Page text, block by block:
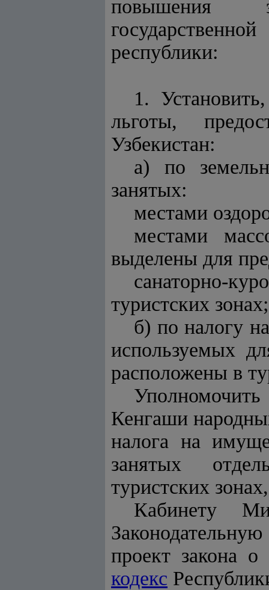
повышения
республики:
1.
льготы,
Узбекистан:
а) по
занятых:
местами
местами
выделены для
санаторно-
туристских зонах;
б) по налогу
используемых
расположены в
Кенгаши
налога на
занятых
туристских
Кабинету
проект закона
кодекс